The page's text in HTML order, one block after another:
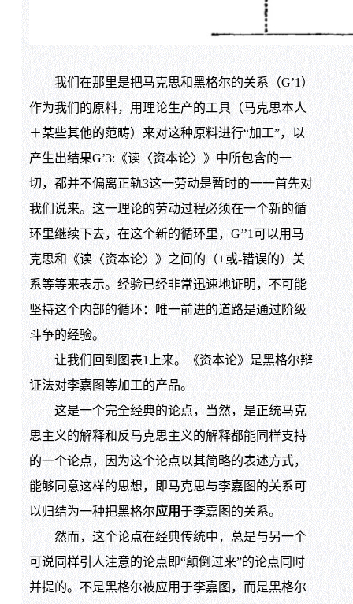
我们在那里是把马克思和黑格尔的关系（G’1）
作为我们的原料，用理论生产的工具（马克思本人
＋某些其他的范畴）来对这种原料进行“加工”，以
产生出结果G’3:《读〈资本论〉》中所包含的一
切，都并不偏离正轨3这一劳动是暂时的一一首先对
我们说来。这一理论的劳动过程必须在一个新的循
环里继续下去，在这个新的循环里，G’’1可以用马
克思和《读〈资本论〉》之间的（+或-错误的）关
系等等来表示。经验已经非常迅速地证明，不可能
坚持这个内部的循环：唯一前进的道路是通过阶级
斗争的经验。
让我们回到图表1上来。《资本论》是黑格尔辩
证法对李嘉图等加工的产品。
这是一个完全经典的论点，当然，是正统马克
思主义的解释和反马克思主义的解释都能同样支持
的一个论点，因为这个论点以其简略的表述方式，
能够同意这样的思想，即马克思与李嘉图的关系可
以归结为一种把黑格尔应用于李嘉图的关系。
然而，这个论点在经典传统中，总是与另一个
可说同样引人注意的论点即“颠倒过来”的论点同时
并提的。不是黑格尔被应用于李嘉图，而是黑格尔